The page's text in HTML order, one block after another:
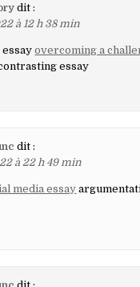
dit :
à 12 h 38 min
essayovercoming a
essay
dit :
à 22 h 49 min
media essay